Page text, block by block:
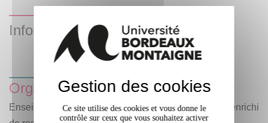
Informations complémentaires
Organisation des enseignements
Enseignement hybride (enseignement en présentiel enrichi
Gestion des cookies
Ce site utilise des cookies et vous donne le
contrôle sur ceux que vous souhaitez activer